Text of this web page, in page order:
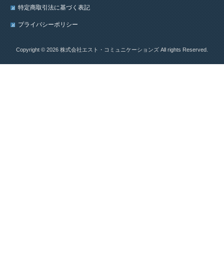
特定商取引法に基づく表記
プライバシーポリシー
Copyright © 2026 株式会社エスト・コミュニケーションズ All rights Reserved.